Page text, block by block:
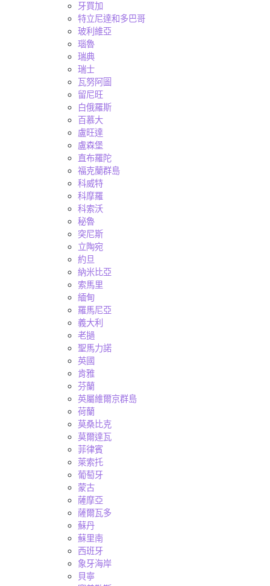
牙買加
特立尼達和多巴哥
玻利維亞
瑙魯
瑞典
瑞士
瓦努阿圖
留尼旺
白俄羅斯
百慕大
盧旺達
盧森堡
直布羅陀
福克蘭群島
科威特
科摩羅
科索沃
秘魯
突尼斯
立陶宛
約旦
納米比亞
索馬里
緬甸
羅馬尼亞
義大利
老撾
聖馬力諾
英國
肯雅
芬蘭
英屬維爾京群島
荷蘭
莫桑比克
莫爾達瓦
菲律賓
萊索托
葡萄牙
蒙古
薩摩亞
薩爾瓦多
蘇丹
蘇里南
西班牙
象牙海岸
貝寧